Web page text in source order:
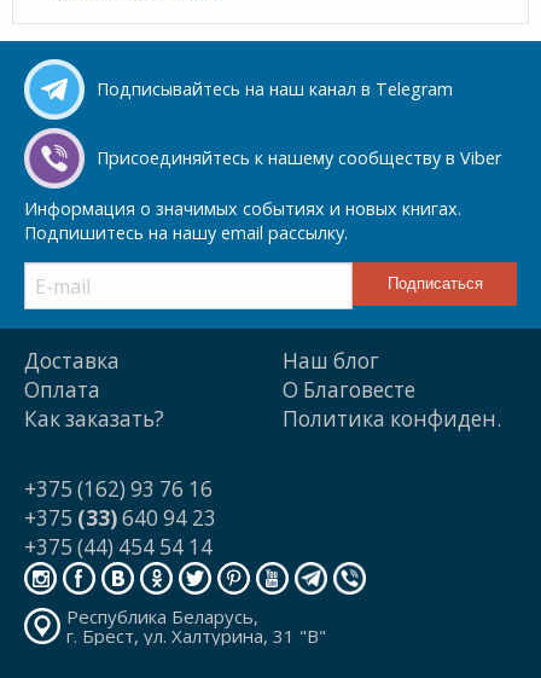
Подписывайтесь на наш канал в Telegram
Присоединяйтесь к нашему сообществу в Viber
Информация о значимых событиях и новых книгах.
Подпишитесь на нашу email рассылку.
Доставка
Оплата
Как заказать?
Наш блог
О Благовесте
Политика конфиден.
+375 (162) 93 76 16
+375 (33)640 94 23
+375 (44) 454 54 14
Республика Беларусь,
г. Брест, ул. Халтурина, 31 "В"